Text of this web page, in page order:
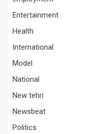
Entertainment
Health
International
Model
National
New tehri
Newsbeat
Politics